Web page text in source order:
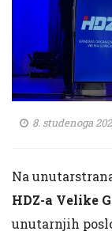
8. studenoga
Na
HDZ-a Velike
unutarnjih